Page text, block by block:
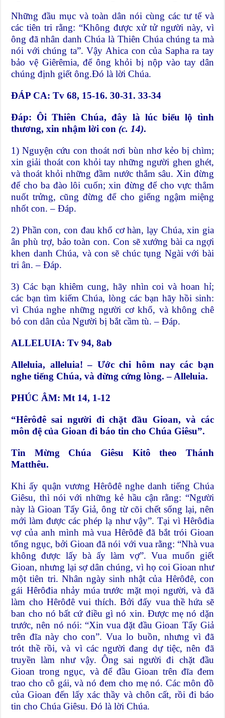
Những đầu mục và toàn dân nói cùng các tư tế và
các tiên tri rằng: “Không được xử tử người này, vì
ông đã nhân danh Chúa là Thiên Chúa chúng ta mà
nói với chúng ta”. Vậy Ahica con của Sapha ra tay
bảo vệ Giêrêmia, để ông khỏi bị nộp vào tay dân
chúng định giết ông.Đó là lời Chúa.
ĐÁP CA: Tv 68, 15-16. 30-31. 33-34
Đáp: Ôi Thiên Chúa, đây là lúc biểu lộ tình
thương, xin nhậm lời con (c. 14).
1) Nguyện cứu con thoát nơi bùn nhơ kẻo bị chìm;
xin giải thoát con khỏi tay những người ghen ghét,
và thoát khỏi những đầm nước thẳm sâu. Xin đừng
để cho ba đào lôi cuốn; xin đừng để cho vực thẳm
nuốt trửng, cũng đừng để cho giếng ngậm miệng
nhốt con. – Đáp.
2) Phần con, con đau khổ cơ hàn, lạy Chúa, xin gia
ân phù trợ, bảo toàn con. Con sẽ xướng bài ca ngợi
khen danh Chúa, và con sẽ chúc tụng Ngài với bài
tri ân. – Đáp.
3) Các bạn khiêm cung, hãy nhìn coi và hoan hỉ;
các bạn tìm kiếm Chúa, lòng các bạn hãy hồi sinh:
vì Chúa nghe những người cơ khổ, và không chê
bỏ con dân của Người bị bắt cầm tù. – Đáp.
ALLELUIA: Tv 94, 8ab
Alleluia, alleluia! – Ước chi hôm nay các bạn
nghe tiếng Chúa, và đừng cứng lòng. – Alleluia.
PHÚC ÂM: Mt 14, 1-12
“Hêrôđê sai người đi chặt đầu Gioan, và các
môn đệ của Gioan đi báo tin cho Chúa Giêsu”.
Tin Mừng Chúa Giêsu Kitô theo Thánh
Matthêu.
Khi ấy quận vương Hêrôđê nghe danh tiếng Chúa
Giêsu, thì nói với những kẻ hầu cận rằng: “Người
này là Gioan Tẩy Giả, ông từ cõi chết sống lại, nên
mới làm được các phép lạ như vậy”. Tại vì Hêrôđia
vợ của anh mình mà vua Hêrôđê đã bắt trói Gioan
tống ngục, bởi Gioan đã nói với vua rằng: “Nhà vua
không được lấy bà ấy làm vợ”. Vua muốn giết
Gioan, nhưng lại sợ dân chúng, vì họ coi Gioan như
một tiên tri. Nhân ngày sinh nhật của Hêrôđê, con
gái Hêrôđia nhảy múa trước mặt mọi người, và đã
làm cho Hêrôđê vui thích. Bởi đấy vua thề hứa sẽ
ban cho nó bất cứ điều gì nó xin. Được mẹ nó dặn
trước, nên nó nói: “Xin vua đặt đầu Gioan Tẩy Giả
trên đĩa này cho con”. Vua lo buồn, nhưng vì đã
trót thề rồi, và vì các người đang dự tiệc, nên đã
truyền làm như vậy. Ông sai người đi chặt đầu
Gioan trong ngục, và để đầu Gioan trên đĩa đem
trao cho cô gái, và nó đem cho mẹ nó. Các môn đồ
của Gioan đến lấy xác thầy và chôn cất, rồi đi báo
tin cho Chúa Giêsu. Đó là lời Chúa.